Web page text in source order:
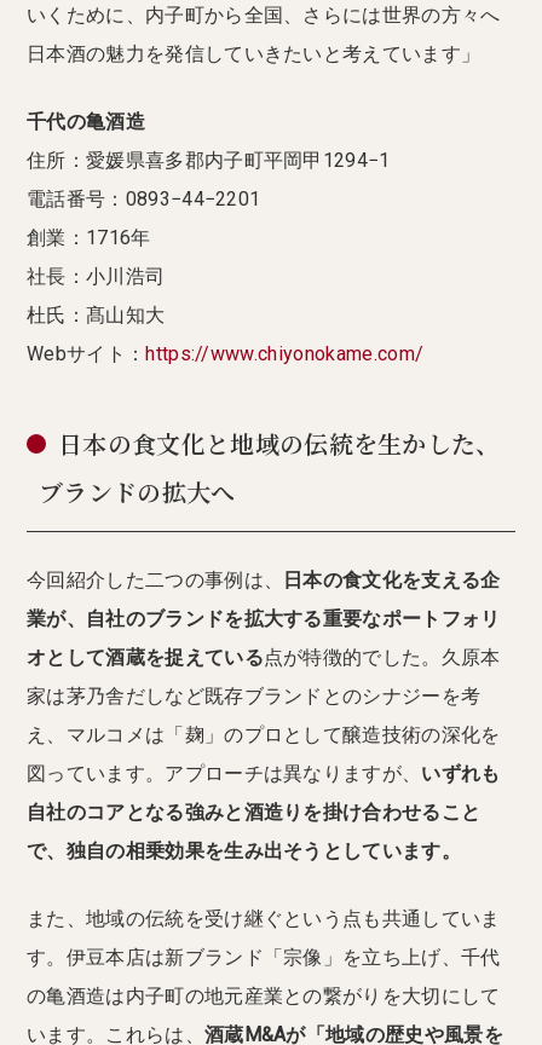
いくために、内子町から全国、さらには世界の方々へ
日本酒の魅力を発信していきたいと考えています」
千代の亀酒造
住所：愛媛県喜多郡内子町平岡甲1294−1
電話番号：0893−44−2201
創業：1716年
社長：小川浩司
杜氏：髙山知大
Webサイト： https://www.chiyonokame.com/
日本の食文化と地域の伝統を生かした、
ブランドの拡大へ
今回紹介した二つの事例は、
日本の食文化を支える企
業が、自社のブランドを拡大する重要なポートフォリ
オとして酒蔵を捉えている点が特徴的でした。久原本
家は茅乃舎だしなど既存ブランドとのシナジーを考
え、マルコメは「麹」のプロとして醸造技術の深化を
図っています。アプローチは異なりますが、 いずれも
自社のコアとなる強みと酒造りを掛け合わせること
で、独自の相乗効果を生み出そうとしています。
また、地域の伝統を受け継ぐという点も共通していま
す。伊豆本店は新ブランド「宗像」を立ち上げ、千代
の亀酒造は内子町の地元産業との繋がりを大切にして
います。これらは、 酒蔵M&Aが「地域の歴史や風景を